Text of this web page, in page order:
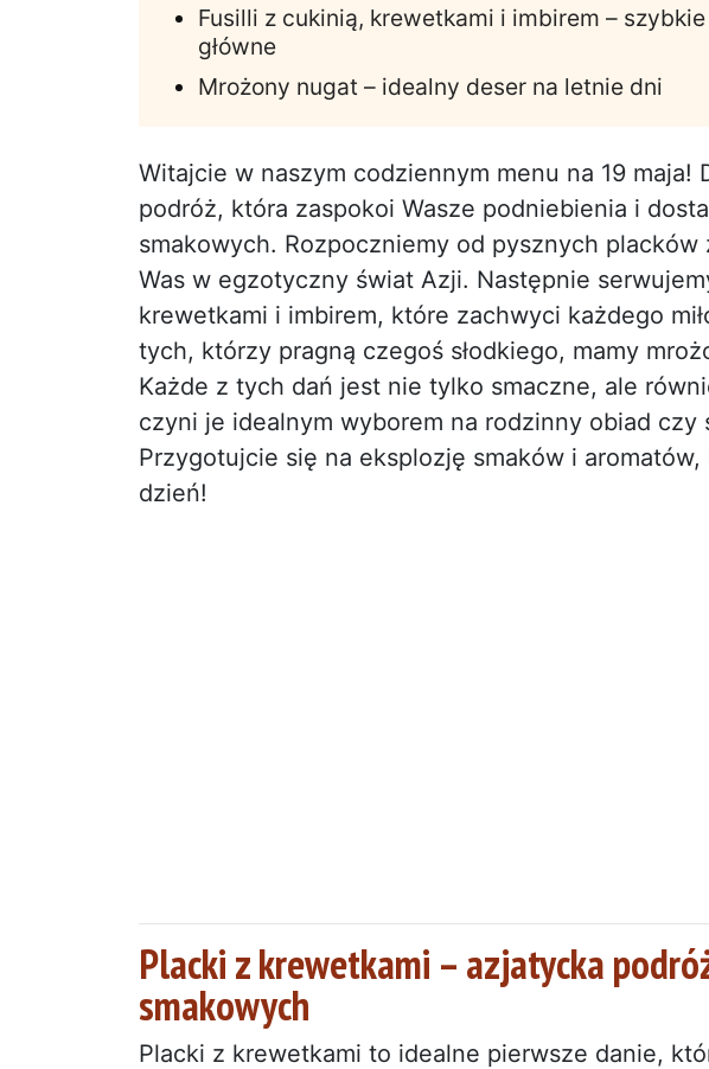
Fusilli z cukinią, krewetkami i imbirem –
główne
Mrożony nugat – idealny deser na letnie dni
Witajcie w naszym codziennym menu na 19 maja!
podróż, która zaspokoi Wasze podniebienia i
smakowych. Rozpoczniemy od pysznych
Was w egzotyczny świat Azji. Następnie
krewetkami i imbirem, które zachwyci każdego
tych, którzy pragną czegoś słodkiego, mamy
Każde z tych dań jest nie tylko smaczne, ale
czyni je idealnym wyborem na rodzinny obiad czy
Przygotujcie się na eksplozję smaków i
dzień!
Placki z krewetkami – azjatycka
smakowych
Placki z krewetkami to idealne pierwsze danie,